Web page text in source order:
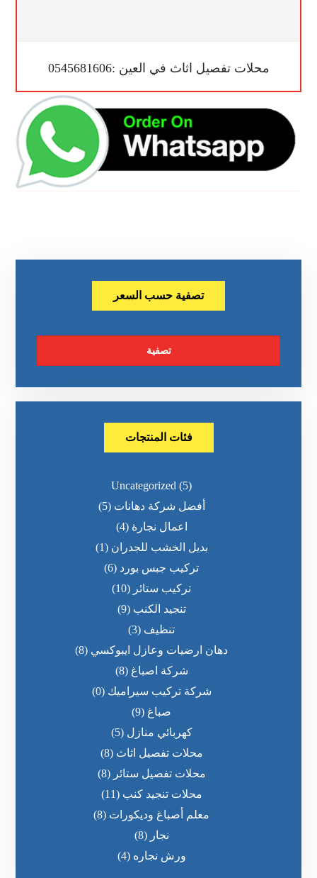
محلات تفصيل اثاث في العين :0545681606
تصفية حسب السعر
تصفية
فئات المنتجات
Uncategorized (5)
أفضل شركة دهانات (5)
اعمال نجارة (4)
بديل الخشب للجدران (1)
تركيب جبس بورد (6)
تركيب ستائر (10)
تنجيد الكنب (9)
تنظيف (3)
دهان ارضيات وعازل ايبوكسي (8)
شركة اصباغ (8)
شركة تركيب سيراميك (0)
صباغ (9)
كهربائي منازل (5)
محلات تفصيل اثاث (8)
محلات تفصيل ستائر (8)
محلات تنجيد كنب (11)
معلم أصباغ وديكورات (8)
نجار (8)
ورش نجاره (4)